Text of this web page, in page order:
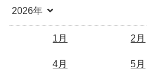
2026年
1月 2月
4月 5月